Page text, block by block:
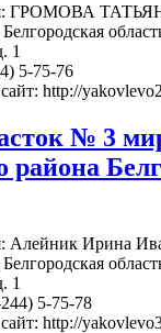
ГРОМОВА
1
5-75-76
http://
№ 3
района
Алейник Ирина
1
5-75-78
http://